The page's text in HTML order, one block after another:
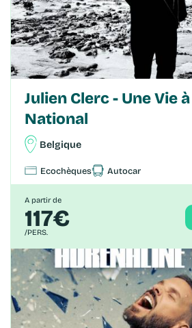
Julien Clerc - Une Vie à Forest
National
Belgique
Ecochèques Autocar
A partir de
117€
/PERS.